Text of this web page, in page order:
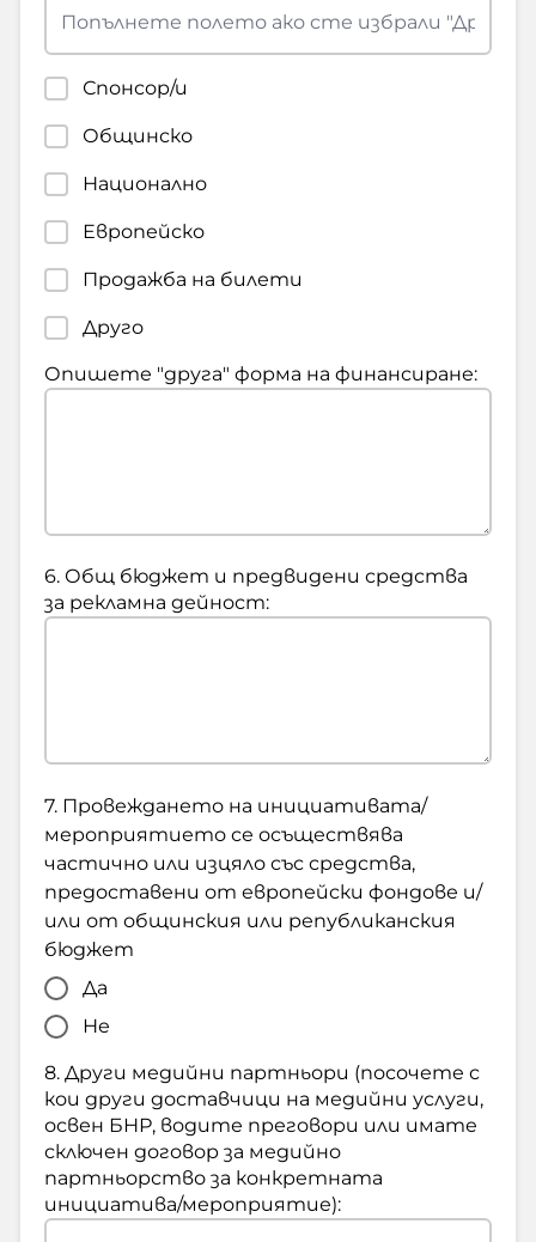
Спонсор/и
Общинско
Национално
Европейско
Продажба на билети
Друго
Опишете "друга" форма на финансиране:
6. Общ бюджет и предвидени средства
за рекламна дейност:
7. Провеждането на инициативата/
мероприятието се осъществява
частично или изцяло със средства,
предоставени от европейски фондове и/
или от общинския или републиканския
бюджет
Да
Не
8. Други медийни партньори (посочете с
кои други доставчици на медийни услуги,
освен БНР, водите преговори или имате
сключен договор за медийно
партньорство за конкретната
инициатива/мероприятие):